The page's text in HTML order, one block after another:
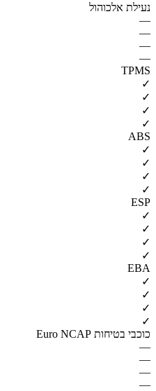
נעילת אלכוהול
—
—
—
—
TPMS
✓
✓
✓
✓
ABS
✓
✓
✓
✓
ESP
✓
✓
✓
✓
EBA
✓
✓
✓
✓
כוכבי בטיחות Euro NCAP
—
—
—
—